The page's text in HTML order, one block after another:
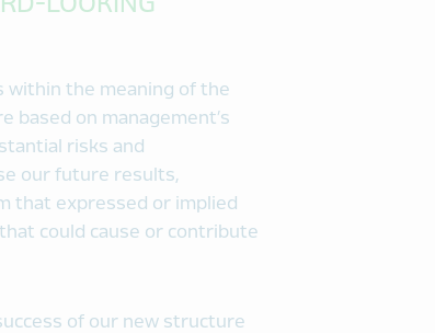
within the meaning of the
based on management’s
risks and
our future results,
that expressed or implied
could cause or contribute
of our new structure